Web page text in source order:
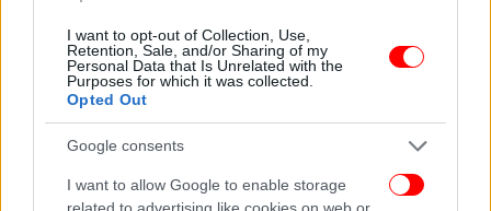
I want to opt-out of Collection, Use,
Retention, Sale, and/or Sharing of my
Personal Data that Is Unrelated with the
Purposes for which it was collected.
Opted Out
Google consents
I want to allow Google to enable storage
related to advertising like cookies on web or